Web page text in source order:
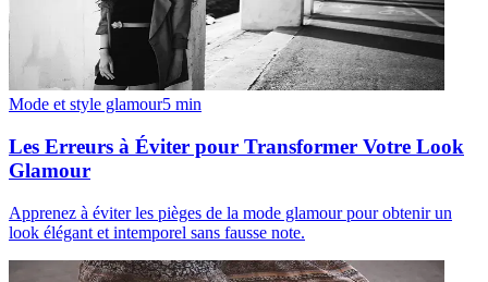
Mode et style glamour5 min
Les Erreurs à Éviter pour Transformer Votre Look
Glamour
Apprenez à éviter les pièges de la mode glamour pour obtenir un
look élégant et intemporel sans fausse note.